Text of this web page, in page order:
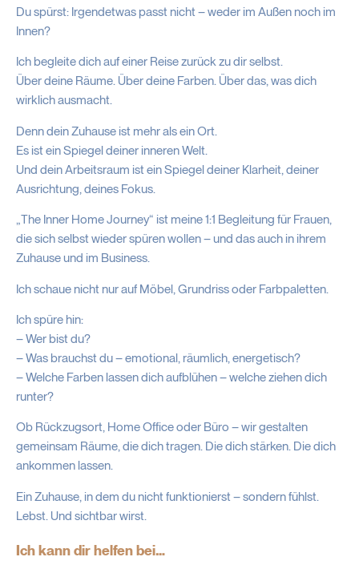
Du spürst: Irgendetwas passt nicht – weder im Außen noch im
Innen?
Ich begleite dich auf einer Reise zurück zu dir selbst.
Über deine Räume. Über deine Farben. Über das, was dich
wirklich ausmacht.
Denn dein Zuhause ist mehr als ein Ort.
Es ist ein Spiegel deiner inneren Welt.
Und dein Arbeitsraum ist ein Spiegel deiner Klarheit, deiner
Ausrichtung, deines Fokus.
„The Inner Home Journey“ ist meine 1:1 Begleitung für Frauen,
die sich selbst wieder spüren wollen – und das auch in ihrem
Zuhause und im Business.
Ich schaue nicht nur auf Möbel, Grundriss oder Farbpaletten.
Ich spüre hin:
– Wer bist du?
– Was brauchst du – emotional, räumlich, energetisch?
– Welche Farben lassen dich aufblühen – welche ziehen dich
runter?
Ob Rückzugsort, Home Office oder Büro – wir gestalten
gemeinsam Räume, die dich tragen. Die dich stärken. Die dich
ankommen lassen.
Ein Zuhause, in dem du nicht funktionierst – sondern fühlst.
Lebst. Und sichtbar wirst.
Ich kann dir helfen bei…